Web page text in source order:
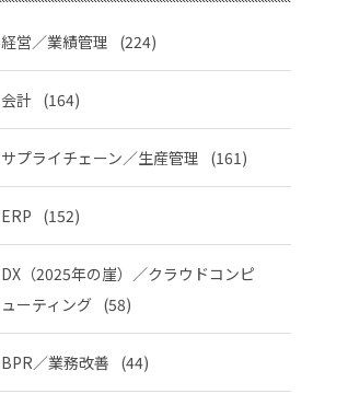
経営／業績管理 (224)
会計 (164)
サプライチェーン／生産管理 (161)
ERP (152)
DX（2025年の崖）／クラウドコンピ
ューティング (58)
BPR／業務改善 (44)